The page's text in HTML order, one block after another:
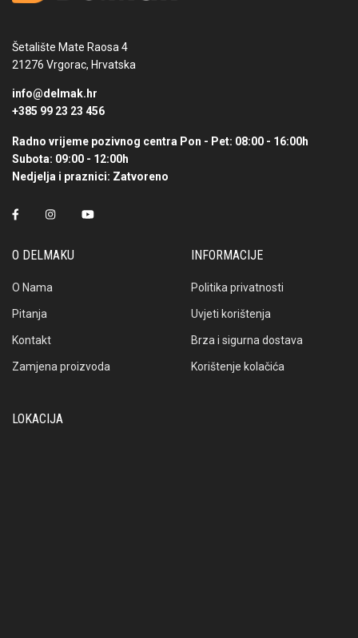
Šetalište Mate Raosa 4
21276 Vrgorac, Hrvatska
info@delmak.hr
+385 99 23 23 456
Radno vrijeme pozivnog centra Pon - Pet: 08:00 - 16:00h
Subota: 09:00 - 12:00h
Nedjelja i praznici: Zatvoreno
O DELMAKU
O Nama
Pitanja
Kontakt
Zamjena proizvoda
INFORMACIJE
Politika privatnosti
Uvjeti korištenja
Brza i sigurna dostava
Korištenje kolačića
LOKACIJA